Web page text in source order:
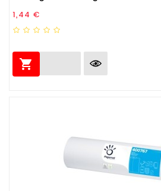
Prezzo
1,44 €
